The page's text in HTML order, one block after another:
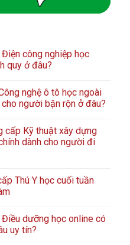
công nghiệp học
quy ở đâu?
nghệ ô tô học ngoài
người bận rộn ở đâu?
cấp Kỹ thuật xây dựng
dành cho người đi
Thú Y học cuối tuần
Điều dưỡng học online có
uy tín?